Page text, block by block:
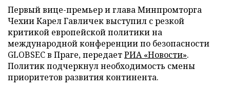
Первый вице-премьер и глава Минпромторга
Чехии Карел Гавличек выступил с резкой
критикой европейской политики на
международной конференции по безопасности
GLOBSEC в Праге, передаетРИА «Новости».
Политик подчеркнул необходимость смены
приоритетов развития континента.